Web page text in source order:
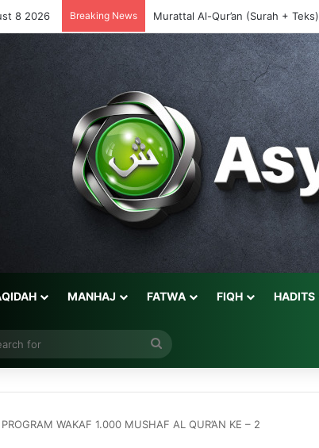
8 2026 Breaking News Murattal Al-Qur’an (Surah + Teks)
MANHAJ FATWA FIQH HADITS
for
PROGRAM WAKAF 1.000 MUSHAF AL QUR’AN KE – 2